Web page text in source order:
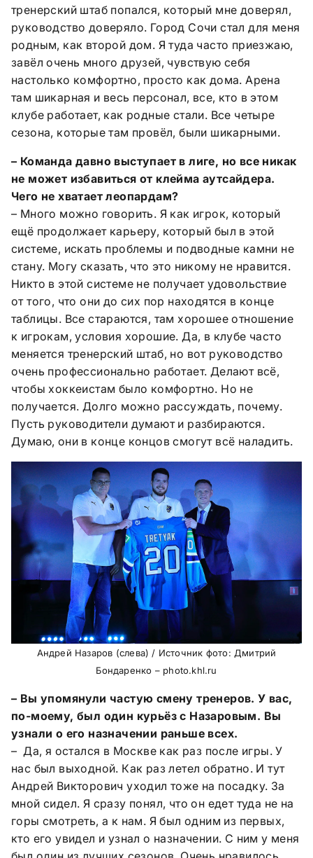
тренерский штаб попался, который мне доверял,
руководство доверяло. Город Сочи стал для меня
родным, как второй дом. Я туда часто приезжаю,
завёл очень много друзей, чувствую себя
настолько комфортно, просто как дома. Арена
там шикарная и весь персонал, все, кто в этом
клубе работает, как родные стали. Все четыре
сезона, которые там провёл, были шикарными.
– Команда давно выступает в лиге, но все никак
не может избавиться от клейма аутсайдера.
Чего не хватает леопардам?
– Много можно говорить. Я как игрок, который
ещё продолжает карьеру, который был в этой
системе, искать проблемы и подводные камни не
стану. Могу сказать, что это никому не нравится.
Никто в этой системе не получает удовольствие
от того, что они до сих пор находятся в конце
таблицы. Все стараются, там хорошее отношение
к игрокам, условия хорошие. Да, в клубе часто
меняется тренерский штаб, но вот руководство
очень профессионально работает. Делают всё,
чтобы хоккеистам было комфортно. Но не
получается. Долго можно рассуждать, почему.
Пусть руководители думают и разбираются.
Думаю, они в конце концов смогут всё наладить.
Андрей Назаров (слева) / Источник фото: Дмитрий
Бондаренко – photo.khl.ru
– Вы упомянули частую смену тренеров. У вас,
по-моему, был один курьёз с Назаровым. Вы
узнали о его назначении раньше всех.
– Да, я остался в Москве как раз после игры. У
нас был выходной. Как раз летел обратно. И тут
Андрей Викторович уходил тоже на посадку. За
мной сидел. Я сразу понял, что он едет туда не на
горы смотреть, а к нам. Я был одним из первых,
кто его увидел и узнал о назначении. С ним у меня